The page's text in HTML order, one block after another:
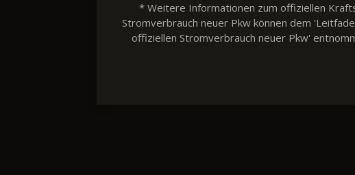
* Weitere Informationen zum offiziellen
Stromverbrauch neuer Pkw können dem
offiziellen Stromverbrauch neuer Pkw'